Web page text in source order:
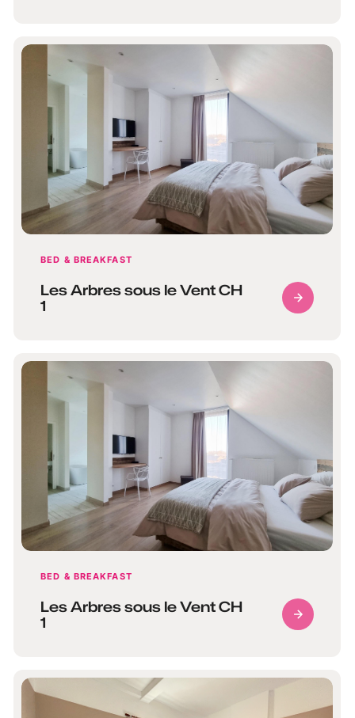
BED & BREAKFAST
Les Arbres sous le Vent CH
1
BED & BREAKFAST
Les Arbres sous le Vent CH
1